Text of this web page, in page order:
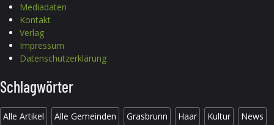
Mediadaten
Kontakt
Verlag
Impressum
Datenschutzerklärung
Schlagwörter
Alle Artikel Alle Gemeinden Grasbrunn Haar Kultur News